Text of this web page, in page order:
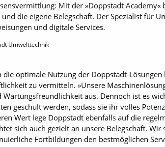
Mit der »Doppstadt
die eigene Belegschaft. Der Spezialist für
und digitale Services.
Umwelttechnik
optimale Nutzung der Doppstadt-
zu vermitteln. »Unsere
aus. Dennoch ist es
geschult werden, sodass sie ihr volles
Wert lege Doppstadt ebenfalls auf die
sich auch gezielt an unsere Belegschaft.
Fortbildungen den bestmöglichen